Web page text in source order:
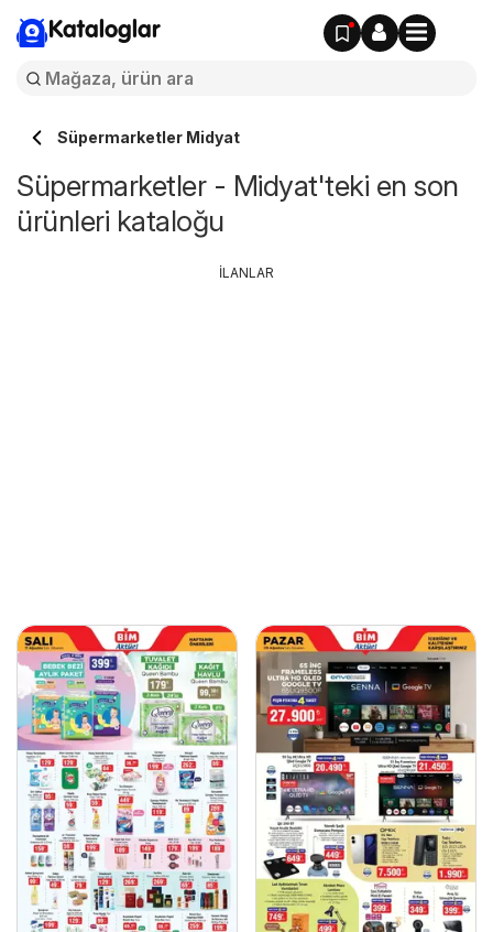
Kataloglar
Süpermarketler Midyat
Süpermarketler - Midyat'teki en son
ürünleri kataloğu
İLANLAR